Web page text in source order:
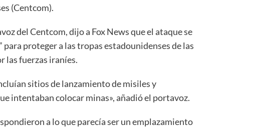
(Centcom).
del Centcom, dijo a Fox News que el ataque se
para proteger a las tropas estadounidenses de las
las fuerzas iraníes.
sitios de lanzamiento de misiles y
intentaban colocar minas», añadió el portavoz.
a lo que parecía ser un emplazamiento